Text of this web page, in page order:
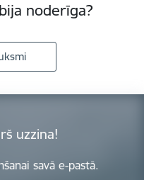
noderīga?
uzzina!
savā e-pastā.